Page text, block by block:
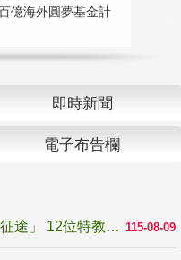
億海外圓夢基金計
即時新聞
電子布告欄
115-08-09
青年百億海外圓夢基金計畫「無礙征途」 12位特教與弱勢青年勇闖西班牙 跨越感官限制見證生命蛻變